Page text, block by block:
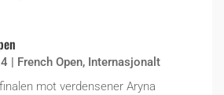
| French Open, Internasjonalt
mot verdensener Aryna